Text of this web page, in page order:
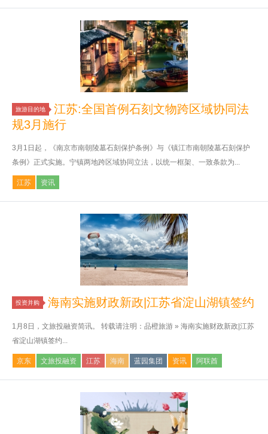
旅游目的地
江苏:全国首例石刻文物跨区域协同法
规3月施行
3月1日起，《南京市南朝陵墓石刻保护条例》与《镇江市南朝陵墓石刻保护
条例》正式实施。宁镇两地跨区域协同立法，以统一框架、一致条款为...
江苏 资讯
投资并购 海南实施财政新政|江苏省淀山湖镇签约
1月8日，文旅投融资简讯。 转载请注明：品橙旅游 » 海南实施财政新政|江苏
省淀山湖镇签约...
京东 文旅投融资 江苏 海南 蓝园集团 资讯 阿联酋